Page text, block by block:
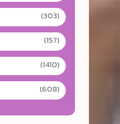
(303)
(157)
(1410)
(608)